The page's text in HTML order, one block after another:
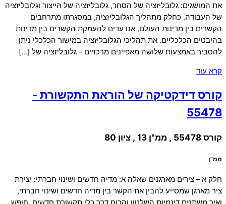
את המושגים: גלובליזציה של הסחר, גלובליזציה של הייצור וגלובליזציה
של העבודה. כחלק מתהליך הגלובליזציה, במסגרתו מתרחבים
הקשרים בין מדינות העולם, אנו עדים להעמקת הקשרים בין מדינות
בהיבטים הכלכליים. את תהליכי הגלובליזציה במישור הכלכלי ניתן
להסביר באמצעות שלושה מאפיינים מרכזיים – גלובליזציה של […]
קרא עוד
קורס דידקטיקה של הוראת התקשורת -
55478
קורס 55478 , ממ"ן 13 , ציון 80
ממ"ן
חלק א – צירים מארגנים שאלה א: מדיה חדשים ושינוי חברתי: יצירת
ציר מארגן שמסייע להבין את הקשר בין מדיה חדשים ושינוי חברתי,